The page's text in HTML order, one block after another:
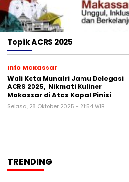
TopikACRS 2025
Info Makassar
Wali Kota Munafri Jamu Delegasi
ACRS 2025, Nikmati Kuliner
Makassar di Atas Kapal Pinisi
Selasa, 28 Oktober 2025 - 21:54 WIB
TRENDING